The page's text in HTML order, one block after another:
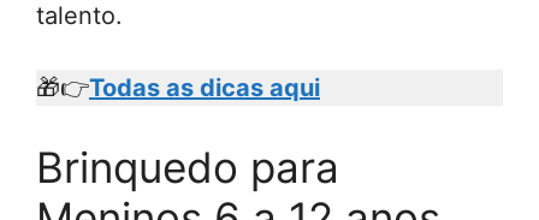
talento.
🎁👉Todas as dicas aqui
Brinquedo para